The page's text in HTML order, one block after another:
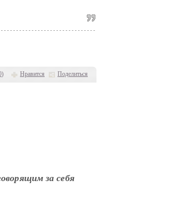
) Нравится Поделиться
за себя